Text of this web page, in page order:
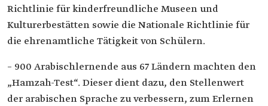
Richtlinie für kinderfreundliche Museen und
Kulturerbestätten sowie die Nationale Richtlinie für
die ehrenamtliche Tätigkeit von Schülern.
– 900 Arabischlernende aus 67 Ländern machten den
„Hamzah-Test“. Dieser dient dazu, den Stellenwert
der arabischen Sprache zu verbessern, zum Erlernen